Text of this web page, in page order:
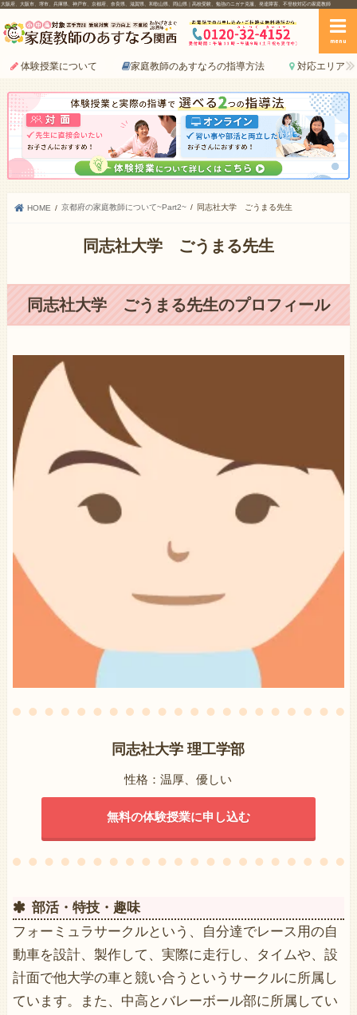
大阪府、大阪市、堺市、兵庫県、神戸市、京都府、奈良県、滋賀県、和歌山県、岡山県｜高校受験、勉強のニガテ克服、発達障害、不登校対応の家庭教師
menu
体験授業について 家庭教師のあすなろの指導方法 対応エリア
HOME 京都府の家庭教師について~Part2~ 同志社大学 ごうまる先生
同志社大学 ごうまる先生
同志社大学 ごうまる先生のプロフィール
同志社大学 理工学部
性格：温厚、優しい
無料の体験授業に申し込む
部活・特技・趣味
フォーミュラサークルという、自分達でレース用の自
動車を設計、製作して、実際に走行し、タイムや、設
計面で他大学の車と競い合うというサークルに所属し
ています。また、中高とバレーボール部に所属してい